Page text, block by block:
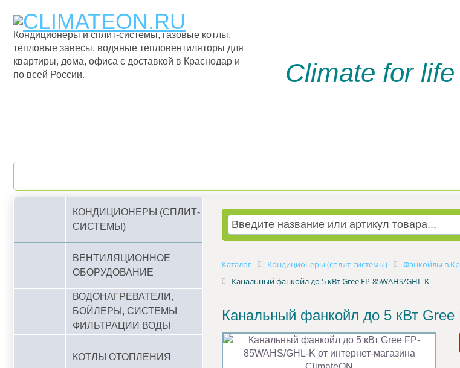
Кондиционеры и сплит-системы, газовые котлы,
тепловые завесы, водяные тепловентиляторы для
квартиры, дома, офиса с доставкой в Краснодар и
по всей России.
Climate for life
КОНДИЦИОНЕРЫ (СПЛИТ-
СИСТЕМЫ)
ВЕНТИЛЯЦИОННОЕ
ОБОРУДОВАНИЕ
ВОДОНАГРЕВАТЕЛИ,
БОЙЛЕРЫ, СИСТЕМЫ
ФИЛЬТРАЦИИ ВОДЫ
КОТЛЫ ОТОПЛЕНИЯ
Каталог Кондиционеры (сплит-системы)
Фанкойлы в
Канальный фанкойл до 5 кВт Gree FP-85WAHS/GHL-K
Канальный фанкойл до 5 кВт Gree